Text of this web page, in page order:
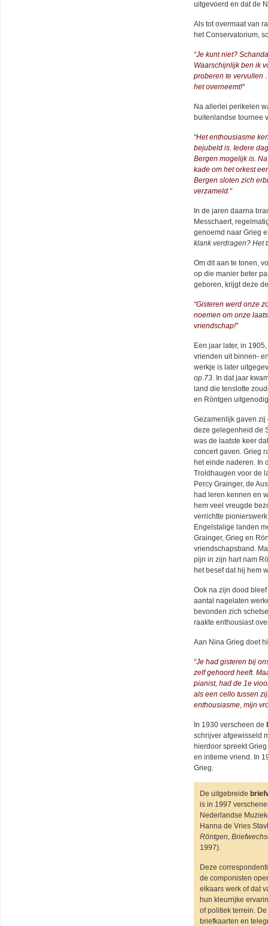
uitgevoerd en dat de
Als tot overmaat van
het Conservatorium,
“Je kunt niet?
Waarschijnlijk ben ik
proberen te vervullen
het overneemt!“
Na allerlei perikelen
buitenlandse tournee
“Het enthousiasme
bejubeld is. Iedere
Bergen mogelijk is.
kade om het orkest
Bergen sloten zich
verzameld.“
In de jaren daarna
Messchaert,
genoemd naar Grieg
klank verdragen? Het
Om dit aan te tonen,
op die manier beter
geboren, krijgt deze
“Gisteren werd onze
noemen om onze
vriendschap!”
Een jaar later, in
vrienden uit binnen-
werkje is later
op.73. In dat jaar
land die tenslotte
en Röntgen
Gezamenlijk gaven
deze gelegenheid de
was de laatste keer
concert gaven. Grieg
het einde naderen. In
Troldhaugen voor de
Percy Grainger, de
had leren kennen en
hem veel vreugde
verrichtte
Engelstalige landen
Grainger, Grieg en
vriendschapsband.
pijn in zijn hart nam
het besef dat hij hem
Ook na zijn dood
aantal nagelaten
bevonden zich
raakte enthousiast
Aan Nina Grieg doet
“Je had gisteren bij
zelf gehoord heeft.
pianist, had de 1e
als een cello tussen
enthousiasme, mijn
In 1930 verscheen de
schrijver afgewisseld
hierdoor spreekt
en intieme vriend. In
Grieg.
De uitgebreide
is in 1997
Nederlandse
Hanna de Vries
Röntgen,
1997).
Deze
de componisten
elkaars werk of dat
hun kleurrijke
of politiek terrein.
briefkaarten en